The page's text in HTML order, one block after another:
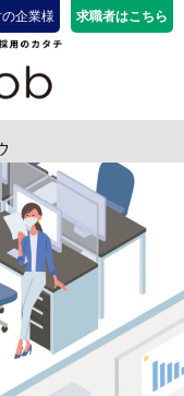
企業様 求職者はこちら